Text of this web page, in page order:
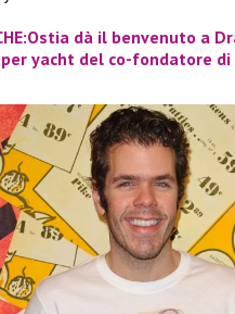
dà il benvenuto a
yacht del co-fondatore di